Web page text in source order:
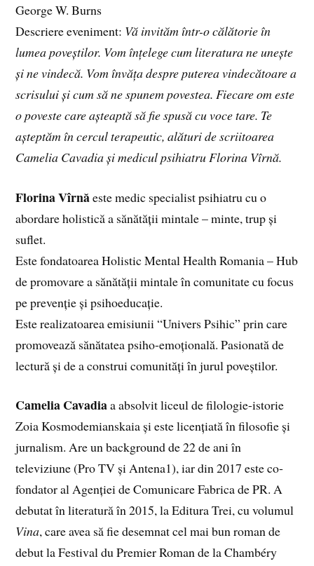
George W. Burns
Descriere eveniment: Vă invităm într-o călătorie în
lumea poveștilor. Vom înțelege cum literatura ne unește
și ne vindecă. Vom învăța despre puterea vindecătoare a
scrisului și cum să ne spunem povestea. Fiecare om este
o poveste care așteaptă să fie spusă cu voce tare. Te
așteptăm în cercul terapeutic, alături de scriitoarea
Camelia Cavadia și medicul psihiatru Florina Vîrnă.
Florina Vîrnăeste medic specialist psihiatru cu o
abordare holistică a sănătății mintale – minte, trup și
suflet.
Este fondatoarea Holistic Mental Health Romania – Hub
de promovare a sănătății mintale în comunitate cu focus
pe prevenție și psihoeducație.
Este realizatoarea emisiunii “Univers Psihic” prin care
promovează sănătatea psiho-emoțională. Pasionată de
lectură și de a construi comunități în jurul poveștilor.
Camelia Cavadiaa absolvit liceul de filologie-­istorie
Zoia Kosmodemianskaia și este licențiată în filosofie și
jurnalism. Are un background de 22 de ani în
televiziune (Pro TV și Antena1), iar din 2017 este co­
fondator al Agenției de Comunicare Fabrica de PR. A
debutat în literatură în 2015, la Editura Trei, cu volumul
Vina, care avea să fie desemnat cel mai bun roman de
debut la Festival du Premier Roman de la Chambéry